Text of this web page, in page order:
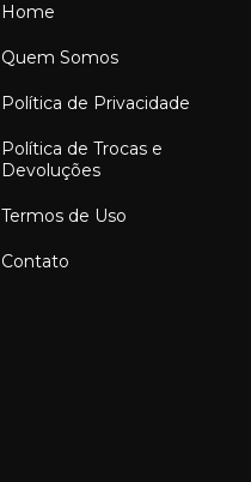
Home
Quem Somos
Política de Privacidade
Política de Trocas e
Devoluções
Termos de Uso
Contato